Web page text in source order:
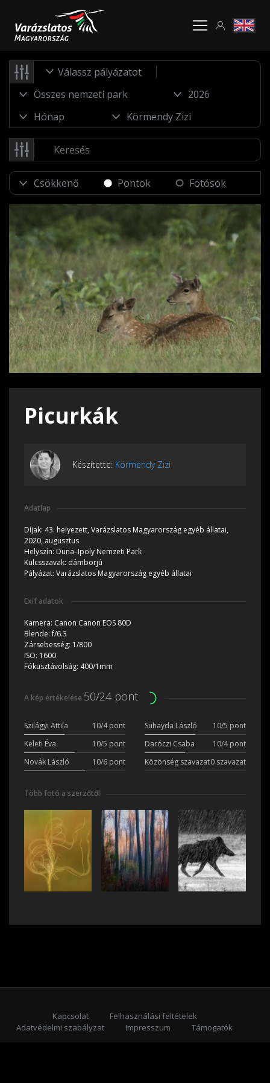
Válassz pályázatot
Pontok Fotósok
Picurkák
Készítette: Körmendy Zizi
Adatlap
Díjak: 43. helyezett, Varázslatos Magyarország egyéb állatai,
2020, augusztus
Helyszín: Duna–Ipoly Nemzeti Park
Kulcsszavak: dámborjú
Pályázat: Varázslatos Magyarország egyéb állatai
Exif adatok
Kamera: Canon Canon EOS 80D
Blende:f/6.3
Zársebesség: 1/800
ISO: 1600
Fókusztávolság: 400/1mm
A kép értékelése 50/24 pont
Szilágyi Attila 10/4 pont Suhayda László
10/5 pont
Keleti Éva
10/5 pont Daróczi Csaba
10/4 pont
Novák László
10/6 pont Közönség szavazat0 szavazat
Több fotó a szerzőtől
Kapcsolat
Felhasználási feltételek
Adatvédelmi szabályzat
Impresszum
Támogatók